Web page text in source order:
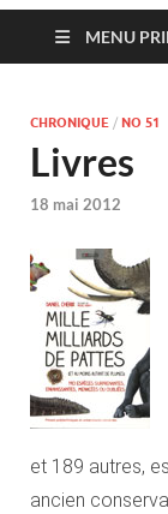
MENU
CHRONIQUE / NO 51
Livres
18 mai 2012
et 189 autres,
ancien